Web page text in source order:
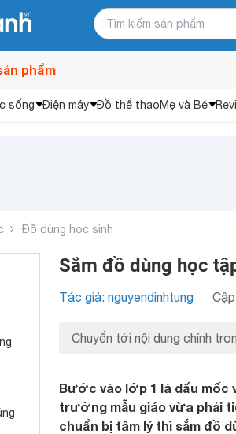
phẩm
sống Điện máy Đồ thể thaoMẹ và Bé
Đồ dùng học sinh
Sắm đồ dùng học
Tác giả: nguyendinhtung
Chuyển tới nội dung chính
Bước vào lớp 1 là dấu mốc
trường mẫu giáo vừa phải
chuẩn bị tâm lý thì sắm đồ